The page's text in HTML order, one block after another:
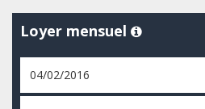
Loyer mensuel